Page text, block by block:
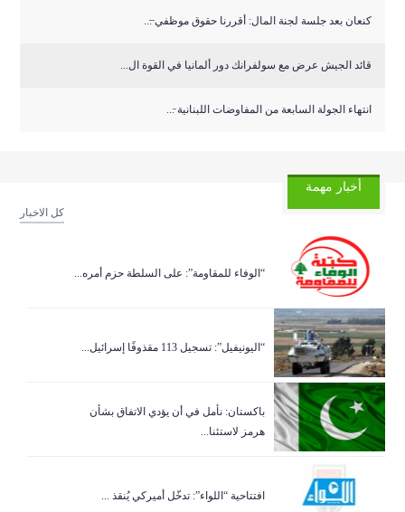
كنعان بعد جلسة لجنة المال: أقررنا حقوق موظفي ̶...
قائد الجيش عرض مع سولفرانك دور ألمانيا في القوة ال...
انتهاء الجولة السابعة من المفاوضات اللبنانية ̵...
أخبار مهمة
كل الاخبار
“الوفاء للمقاومة”: على السلطة حزم أمره...
“اليونيفيل”: تسجيل 113 مقذوفًا إسرائيل...
باكستان: نأمل في أن يؤدي الاتفاق بشأن
هرمز لاستئنا...
افتتاحية “اللواء”: تدخّل أميركي يُنقذ ...